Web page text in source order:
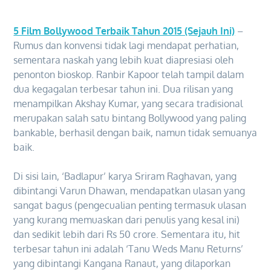
5 Film Bollywood Terbaik Tahun 2015 (Sejauh Ini) –
Rumus dan konvensi tidak lagi mendapat perhatian,
sementara naskah yang lebih kuat diapresiasi oleh
penonton bioskop. Ranbir Kapoor telah tampil dalam
dua kegagalan terbesar tahun ini. Dua rilisan yang
menampilkan Akshay Kumar, yang secara tradisional
merupakan salah satu bintang Bollywood yang paling
bankable, berhasil dengan baik, namun tidak semuanya
baik.
Di sisi lain, ‘Badlapur’ karya Sriram Raghavan, yang
dibintangi Varun Dhawan, mendapatkan ulasan yang
sangat bagus (pengecualian penting termasuk ulasan
yang kurang memuaskan dari penulis yang kesal ini)
dan sedikit lebih dari Rs 50 crore. Sementara itu, hit
terbesar tahun ini adalah ‘Tanu Weds Manu Returns’
yang dibintangi Kangana Ranaut, yang dilaporkan